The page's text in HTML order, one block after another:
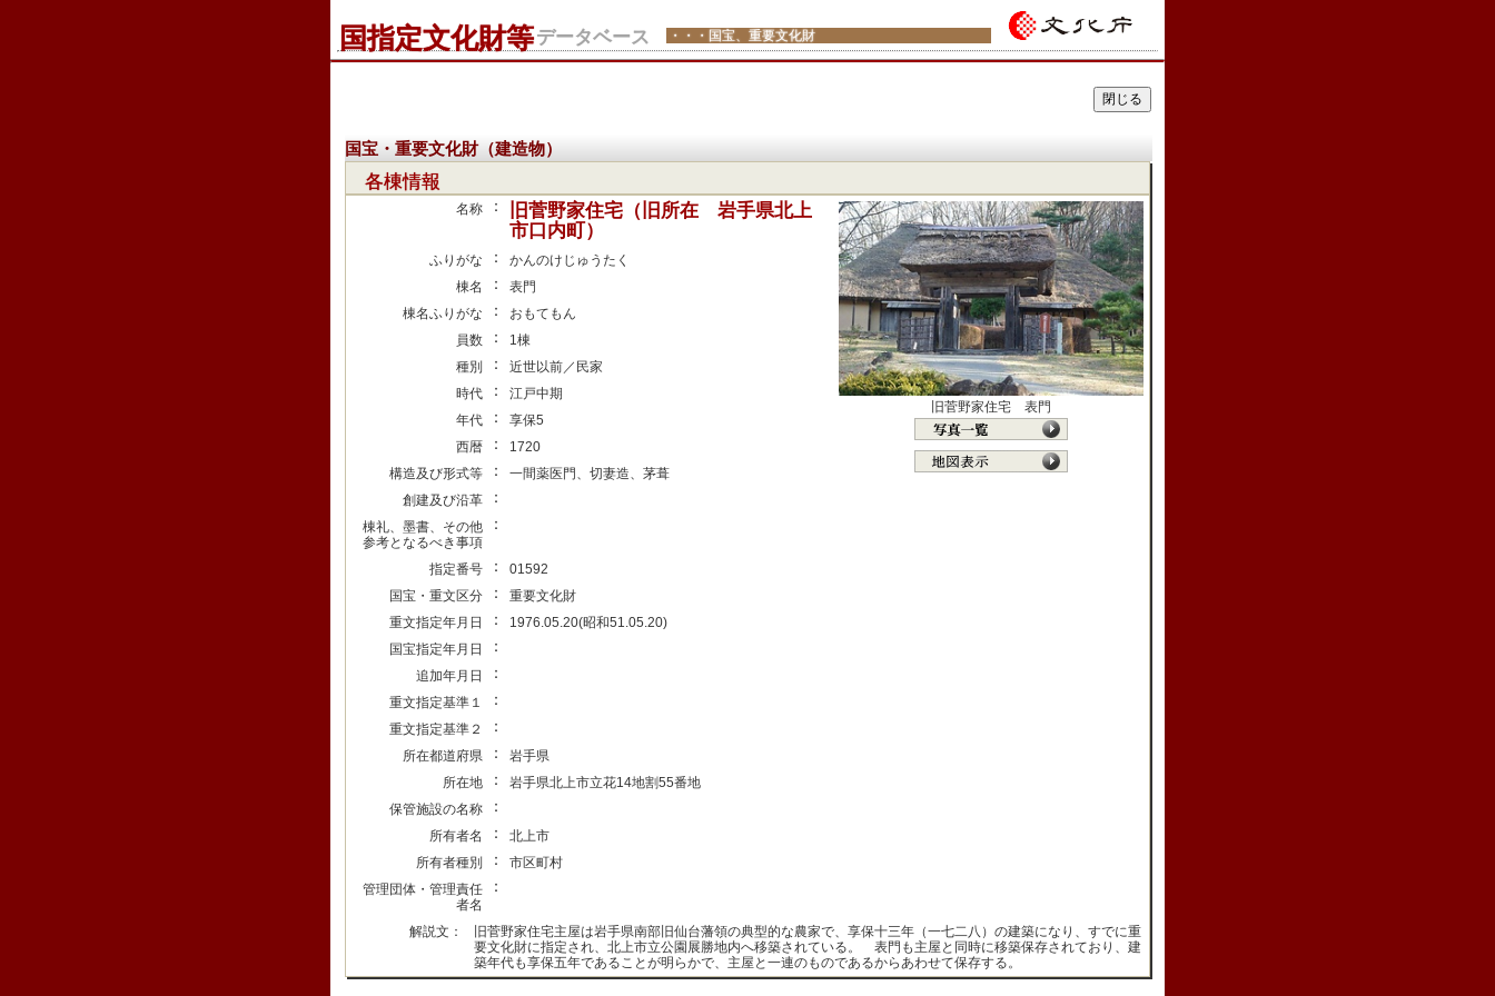
国指定文化財等データベース ・・・国宝、重要文化財
国宝・重要文化財（建造物）
各棟情報
名称 ：
旧菅野家住宅（旧所在 岩手県北上
市口内町）
ふりがな ：
かんのけじゅうたく
棟名
：
表門
棟名ふりがな
：
おもてもん
員数
：
1棟
種別
：
近世以前／民家
時代
：
江戸中期
年代
：
享保5
西暦
：
1720
構造及び形式等
：
一間薬医門、切妻造、茅葺
創建及び沿革
：
棟礼、墨書、その他
参考となるべき事項
：
指定番号 ：
01592
国宝・重文区分
：
重要文化財
重文指定年月日
：
1976.05.20(昭和51.05.20)
国宝指定年月日
：
追加年月日 ：
重文指定基準１ ：
重文指定基準２ ：
所在都道府県 ：
岩手県
所在地
：
岩手県北上市立花14地割55番地
保管施設の名称
：
所有者名 ：
北上市
所有者種別
：
市区町村
管理団体・管理責任
者名
：
旧菅野家住宅 表門
解説文：
旧菅野家住宅主屋は岩手県南部旧仙台藩領の典型的な農家で、享保十三年（一七二八）の建築になり、すでに重
要文化財に指定され、北上市立公園展勝地内へ移築されている。 表門も主屋と同時に移築保存されており、建
築年代も享保五年であることが明らかで、主屋と一連のものであるからあわせて保存する。